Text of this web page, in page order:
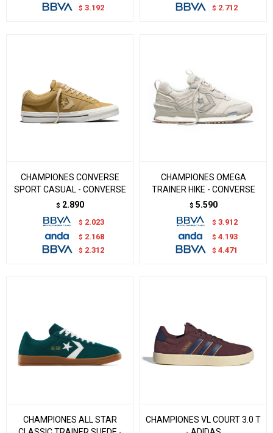
$ 3.192 $ 2.712
CHAMPIONES CONVERSE
SPORT CASUAL - CONVERSE
$ 2.890
$ 2.023
$ 2.168
$ 2.312
CHAMPIONES OMEGA
TRAINER HIKE - CONVERSE
$ 5.590
$ 3.912
$ 4.193
$ 4.471
CHAMPIONES ALL STAR
CHAMPIONES VL COURT 3.0 T